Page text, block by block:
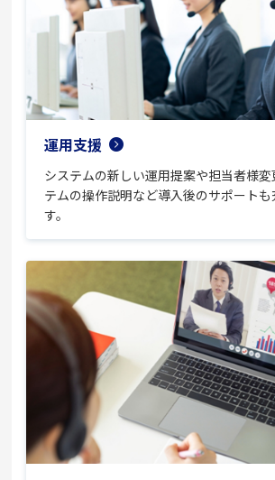
運用支援
システムの新しい運用提案や担当者様
テムの操作説明など導入後のサポートも
す。